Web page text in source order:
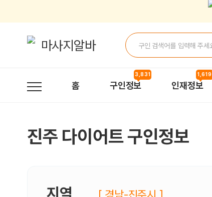
홈 구인정보
3,831
인재정보
1,619
진주 다이어트 구인정보
지역